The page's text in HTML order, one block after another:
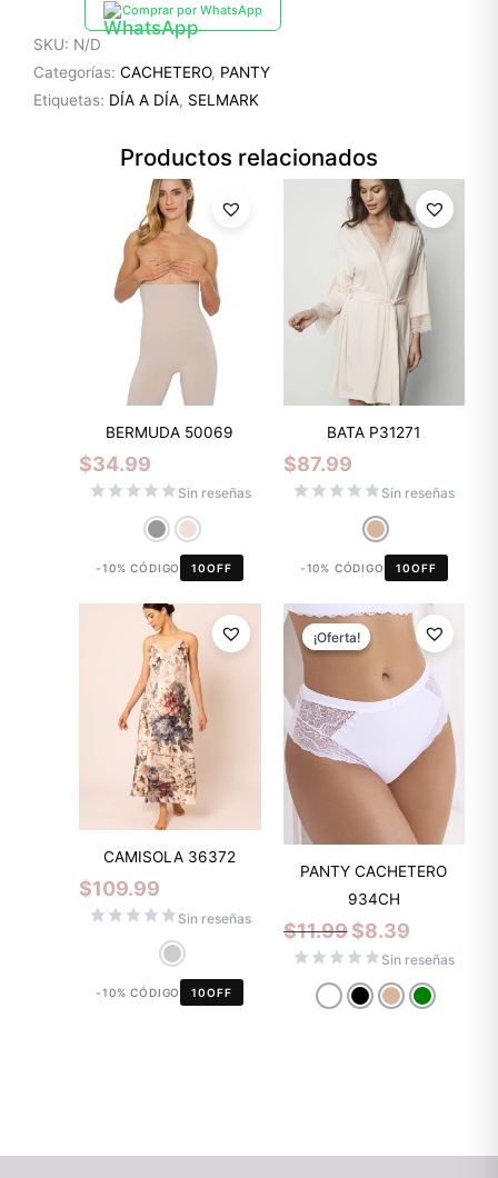
Comprar por WhatsApp
SKU: N/D
Categorías: CACHETERO, PANTY
Etiquetas: DÍA A DÍA, SELMARK
Productos relacionados
BERMUDA 50069
$34.99
Sin reseñas
-10% CÓDIGO 10OFF
BATA P31271
$87.99
Sin reseñas
-10% CÓDIGO 10OFF
CAMISOLA 36372
$109.99
Sin reseñas
-10% CÓDIGO 10OFF
¡Oferta!
¡Oferta!
PANTY CACHETERO
934CH
$11.99
El
precio
original
$11.99.
$8.39
El
precio
actual
es:
$8.39.
Sin reseñas